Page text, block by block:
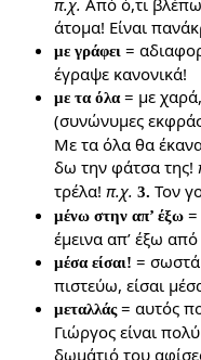
π.χ. Από ό,τι
άτομα! Είναι
με γράφει =
έγραψε κανονικά!
με τα όλα= με
(συνώνυμες
Με τα όλα θα
δω την φάτσα της!
τρέλα! π.χ. 3. Τον
μένω στην απ’ έξω =
έμεινα απ’ έξω
μέσα είσαι! = σωστά
πιστεύω, είσαι
μεταλλάς= αυτός
Γιώργος είναι
δωμάτιό του